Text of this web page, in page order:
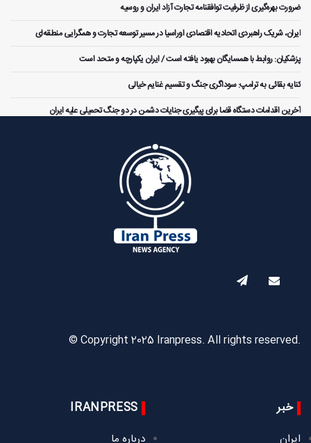
ضرورت بهره‌گیری از ظرفیت توافقنامه تجارت آزاد ایران و روسیه
ایران، شریک راهبردی اتحادیه اقتصادی اوراسیا در مسیر توسعه تجارت و همگرایی منطقه‌ای
پزشکیان: روابط با همسایگان بهبود یافته است / ایران یکپارچه و متحد است
کنایه بقائی به ترامپ: سوداگری جنگ و تقسیم غنایم خیالی
آخرین اقدامات دستگاه قضا برای پیگیری جنایات دشمن در دو جنگ تحمیلی علیه ایران
© Copyright 2025 Iranpress. All rights reserved.
خبر
ایران
IRANPRESS
درباره ما